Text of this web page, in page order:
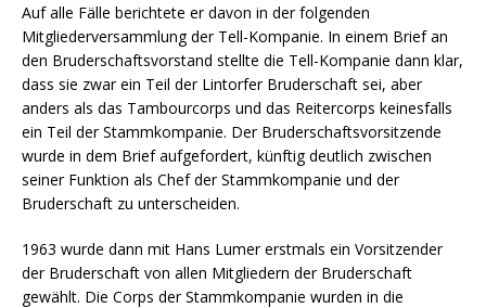
Auf alle Fälle berichtete er davon in der folgenden
Mitgliederversammlung der Tell-Kompanie. In einem Brief an
den Bruderschaftsvorstand stellte die Tell-Kompanie dann klar,
dass sie zwar ein Teil der Lintorfer Bruderschaft sei, aber
anders als das Tambourcorps und das Reitercorps keinesfalls
ein Teil der Stammkompanie. Der Bruderschaftsvorsitzende
wurde in dem Brief aufgefordert, künftig deutlich zwischen
seiner Funktion als Chef der Stammkompanie und der
Bruderschaft zu unterscheiden.
1963 wurde dann mit Hans Lumer erstmals ein Vorsitzender
der Bruderschaft von allen Mitgliedern der Bruderschaft
gewählt. Die Corps der Stammkompanie wurden in die